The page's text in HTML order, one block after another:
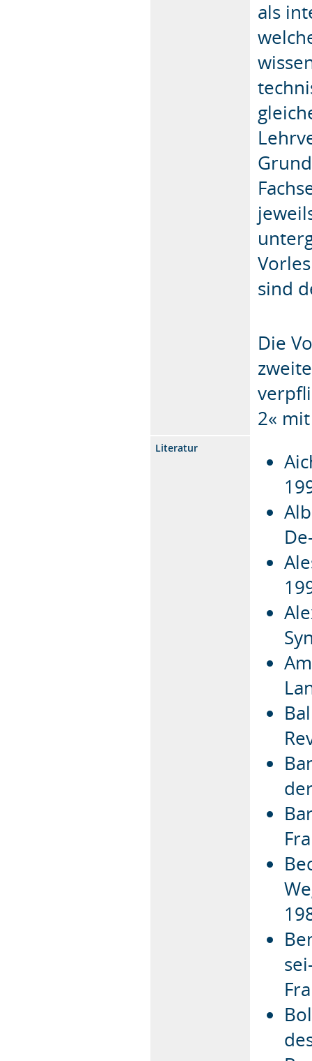
als
sind
Die
2«
Literatur